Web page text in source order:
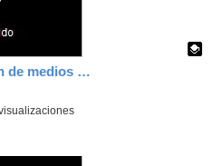
UT9 D. Preparación de medios de cultivo